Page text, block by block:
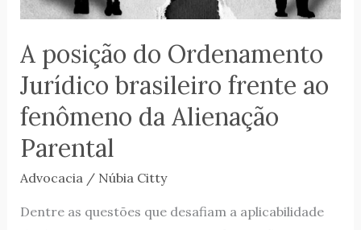
A posição do Ordenamento
Jurídico brasileiro frente ao
fenômeno da Alienação
Parental
Advocacia/ Núbia Citty
Dentre as questões que desafiam a aplicabilidade
ao
da
Alienação
Parental